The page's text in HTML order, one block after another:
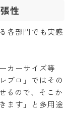
性
各部門でも実感
カーサイズ等
ブロ」ではその
るので、そこか
ます」と多用途